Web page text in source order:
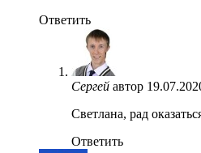
Ответить
Сергей автор
Светлана, рад
Ответить